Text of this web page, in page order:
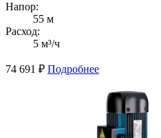
Напор:
55 м
Расход:
5 м³/ч
74 691 ₽ Подробнее